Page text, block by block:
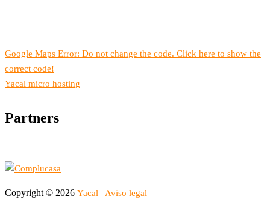
Google Maps Error: Do not change the code. Click here to show the
correct code!
Yacal micro hosting
Partners
Copyright © 2026 Yacal Aviso legal